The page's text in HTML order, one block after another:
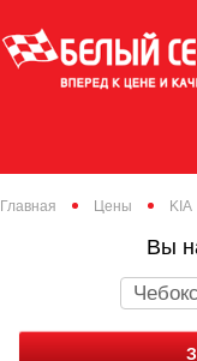
Главная Цены KIA
Вы